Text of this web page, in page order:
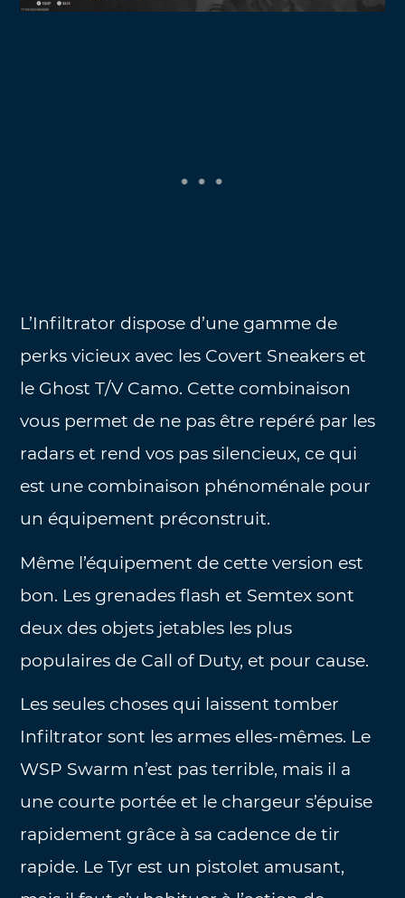
L’Infiltrator dispose d’une gamme de
perks vicieux avec les Covert Sneakers et
le Ghost T/V Camo. Cette combinaison
vous permet de ne pas être repéré par les
radars et rend vos pas silencieux, ce qui
est une combinaison phénoménale pour
un équipement préconstruit.
Même l’équipement de cette version est
bon. Les grenades flash et Semtex sont
deux des objets jetables les plus
populaires de Call of Duty, et pour cause.
Les seules choses qui laissent tomber
Infiltrator sont les armes elles-mêmes. Le
WSP Swarm n’est pas terrible, mais il a
une courte portée et le chargeur s’épuise
rapidement grâce à sa cadence de tir
rapide. Le Tyr est un pistolet amusant,